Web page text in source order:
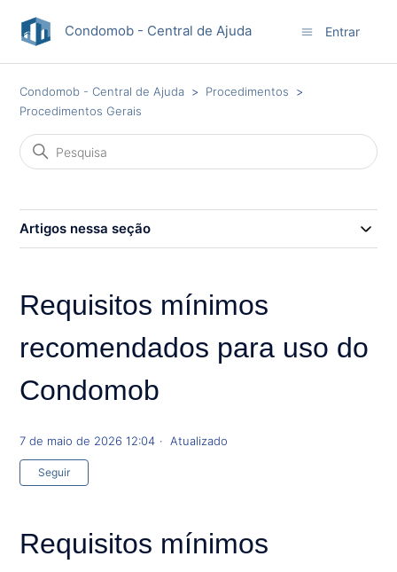
Condomob - Central de Ajuda Entrar
Condomob - Central de Ajuda
Procedimentos
Procedimentos Gerais
Artigos nessa seção
Requisitos mínimos
recomendados para uso do
Condomob
7 de maio de 2026 12:04 Atualizado
Seguir
Requisitos mínimos